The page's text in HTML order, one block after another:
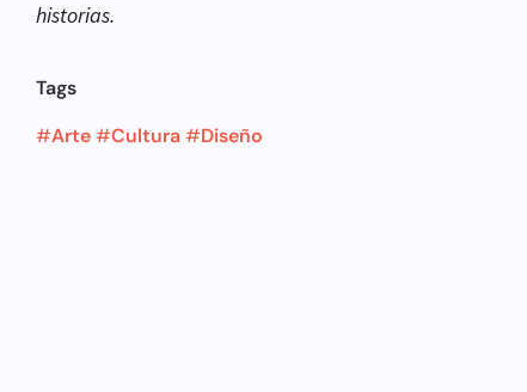
historias.
Tags
#Arte#Cultura#Diseño